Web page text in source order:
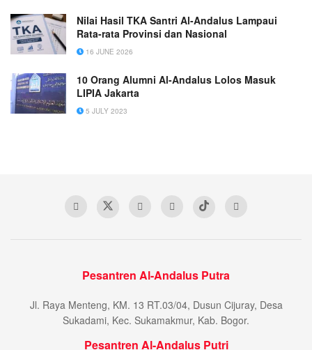
Nilai Hasil TKA Santri Al-Andalus Lampaui
Rata-rata Provinsi dan Nasional
16 JUNE 2026
10 Orang Alumni Al-Andalus Lolos Masuk
LIPIA Jakarta
5 JULY 2023
Pesantren Al-Andalus Putra
Jl. Raya Menteng, KM. 13 RT.03/04, Dusun Cijuray, Desa
Sukadami, Kec. Sukamakmur, Kab. Bogor.
Pesantren Al-Andalus Putri